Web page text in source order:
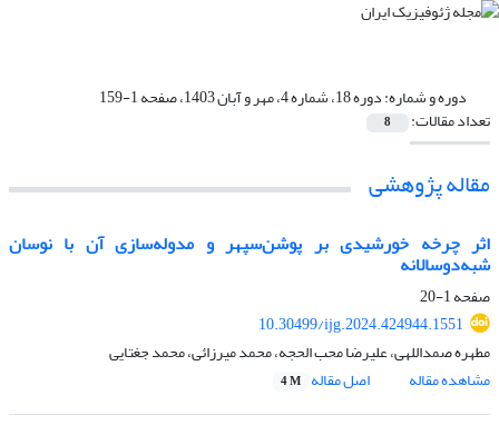
دوره و شماره:دوره 18، شماره 4، مهر و آبان 1403، صفحه 1-159
تعداد مقالات: 8
مقاله پژوهشی‌
اثر چرخه خورشیدی بر پوشن‌سپهر و مدوله‌سازی آن با نوسان
شبه‌دوسالانه
صفحه1-20
10.30499/ijg.2024.424944.1551
مطهره صمداللهی، علیرضا محب الحجه، محمد میرزائی، محمد جغتایی
مشاهده مقاله
اصل مقاله 4 M